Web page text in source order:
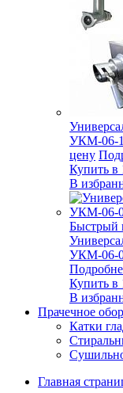
УКМ-06-
цену
Купить в
В
Быстрый
УКМ-06-
Купить в
В
Прачечное
Катки
Главная